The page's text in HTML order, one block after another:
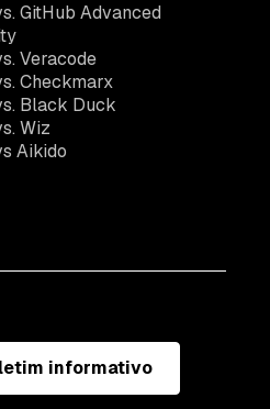
GitHub Advanced
Veracode
Checkmarx
Black Duck
Wiz
Aikido
informativo